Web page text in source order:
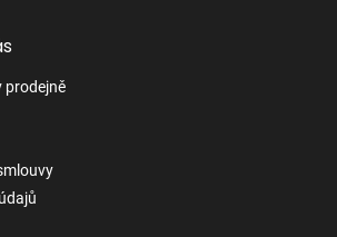
prodejně